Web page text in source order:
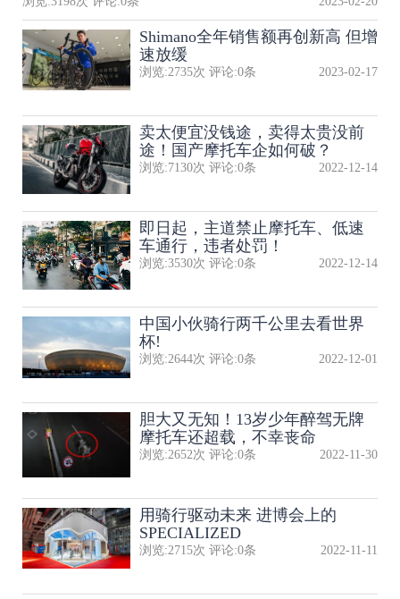
Shimano全年销售额再创新高 但增
速放缓
浏览:2735次 评论:0条 2023-02-17
卖太便宜没钱途，卖得太贵没前
途！国产摩托车企如何破？
浏览:7130次 评论:0条 2022-12-14
即日起，主道禁止摩托车、低速
车通行，违者处罚！
浏览:3530次 评论:0条 2022-12-14
中国小伙骑行两千公里去看世界
杯!
浏览:2644次 评论:0条 2022-12-01
胆大又无知！13岁少年醉驾无牌
摩托车还超载，不幸丧命
浏览:2652次 评论:0条 2022-11-30
用骑行驱动未来 进博会上的
SPECIALIZED
浏览:2715次 评论:0条 2022-11-11